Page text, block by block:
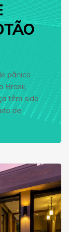
pânico
Brasil,
têm sido
de